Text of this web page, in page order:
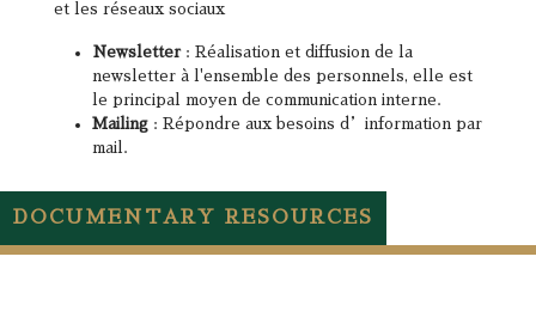
et les réseaux sociaux
Newsletter : Réalisation et diffusion de la
newsletter à l'ensemble des personnels, elle est
le principal moyen de communication interne.
Mailing : Répondre aux besoins d’information par
mail.
DOCUMENTARY RESOURCES